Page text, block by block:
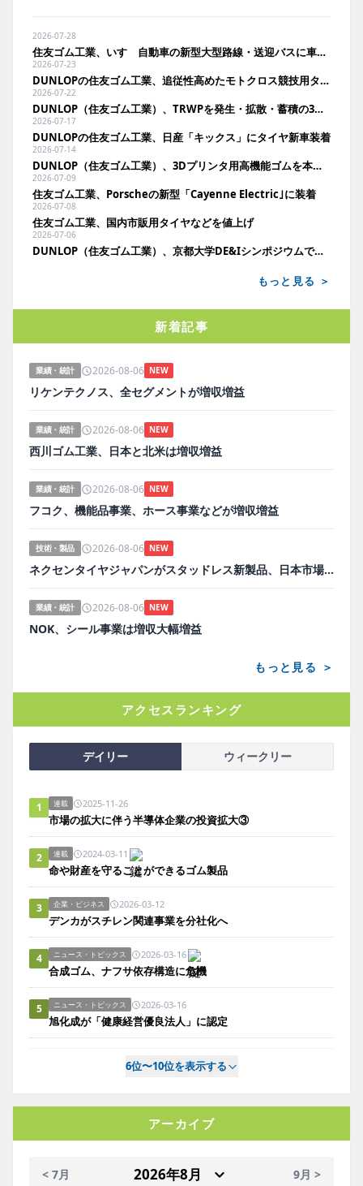
2026-07-28
住友ゴム工業、いすゞ自動車の新型大型路線・送迎バスに車輪脱落予兆検知を展開
2026-07-23
DUNLOPの住友ゴム工業、追従性高めたモトクロス競技用タイヤ発売
2026-07-22
DUNLOP（住友ゴム工業）、TRWPを発生・拡散・蓄積の3段階で検証。空力回収や蓄積分析で環境負荷低減へ
2026-07-17
DUNLOPの住友ゴム工業、日産「キックス」にタイヤ新車装着
2026-07-14
DUNLOP（住友ゴム工業）、3Dプリンタ用高機能ゴムを本格事業化。11月に国内法人向け発売へ
2026-07-09
住友ゴム工業、Porscheの新型「Cayenne Electric｣に装着
2026-07-08
住友ゴム工業、国内市販用タイヤなどを値上げ
2026-07-06
DUNLOP（住友ゴム工業）、京都大学DE&Iシンポジウムでポスター発表
もっと見る ＞
新着記事
業績・統計 2026-08-06 NEW
リケンテクノス、全セグメントが増収増益
業績・統計 2026-08-06 NEW
西川ゴム工業、日本と北米は増収増益
業績・統計 2026-08-06 NEW
フコク、機能品事業、ホース事業などが増収増益
技術・製品 2026-08-06 NEW
ネクセンタイヤジャパンがスタッドレス新製品、日本市場にらみ開発
業績・統計 2026-08-06 NEW
NOK、シール事業は増収大幅増益
もっと見る ＞
アクセスランキング
デイリー ウィークリー
1 連載 2025-11-26
市場の拡大に伴う半導体企業の投資拡大③
2 連載 2024-03-11
命や財産を守ることができるゴム製品
3 企業・ビジネス 2026-03-12
デンカがスチレン関連事業を分社化へ
4 ニュース・トピックス 2026-03-16
合成ゴム、ナフサ依存構造に危機
5 ニュース・トピックス 2026-03-16
旭化成が「健康経営優良法人」に認定
6位〜10位を表示する
アーカイブ
< 7月 9月 >